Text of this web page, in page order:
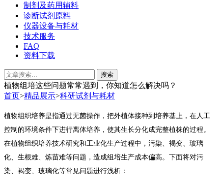
制剂及药用辅料
诊断试剂原料
仪器设备与耗材
技术服务
FAQ
资料下载
植物组培这些问题常常遇到，你知道怎么解决吗？
首页>精品展示>科研试剂与耗材
植物组织培养是指通过无菌操作，把外植体接种到培养基上，在人工
控制的环境条件下进行离体培养，使其生长分化成完整植株的过程。
在植物组织培养技术研究和工业化生产过程中，污染、褐变、玻璃
化、生根难、炼苗难等问题，造成组培生产成本偏高。下面将对污
染、褐变、玻璃化等常见问题进行浅析：